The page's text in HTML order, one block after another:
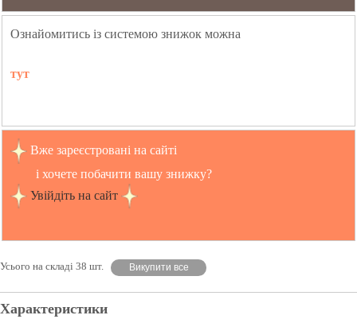
Ознайомитись із системою знижок можна
тут
Вже зареєстровані на сайті
і хочете побачити вашу знижку?
Увійдіть на сайт
Усього на складі 38 шт. Викупити все
Характеристики